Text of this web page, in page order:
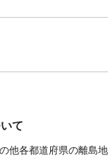
て
他各都道府県の離島